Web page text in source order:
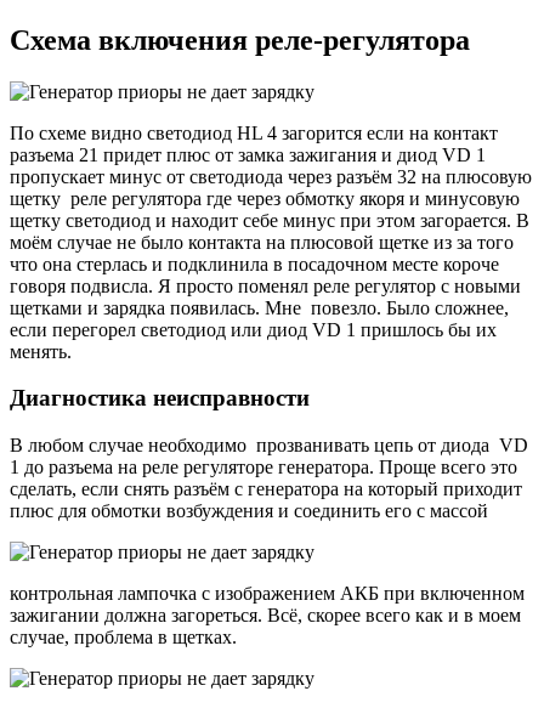
Схема включения реле-регулятора
По схеме видно светодиод HL 4 загорится если на контакт
разъема 21 придет плюс от замка зажигания и диод VD 1
пропускает минус от светодиода через разъём 32 на плюсовую
щетку реле регулятора где через обмотку якоря и минусовую
щетку светодиод и находит себе минус при этом загорается. В
моём случае не было контакта на плюсовой щетке из за того
что она стерлась и подклинила в посадочном месте короче
говоря подвисла. Я просто поменял реле регулятор с новыми
щетками и зарядка появилась. Мне повезло. Было сложнее,
если перегорел светодиод или диод VD 1 пришлось бы их
менять.
Диагностика неисправности
В любом случае необходимо прозванивать цепь от диода VD
1 до разъема на реле регуляторе генератора. Проще всего это
сделать, если снять разъём с генератора на который приходит
плюс для обмотки возбуждения и соединить его с массой
контрольная лампочка с изображением АКБ при включенном
зажигании должна загореться. Всё, скорее всего как и в моем
случае, проблема в щетках.